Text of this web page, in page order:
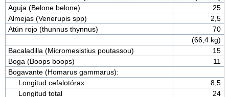
Aguja (Belone belone)
25
Almejas (Venerupis spp)
2,5
Atún rojo (thunnus thynnus)
70
(66,4 kg)
Bacaladilla (Micromesistius poutassou)
15
Boga (Boops boops)
11
Bogavante (Homarus gammarus):
Longitud cefalotórax
8,5
Longitud total
24